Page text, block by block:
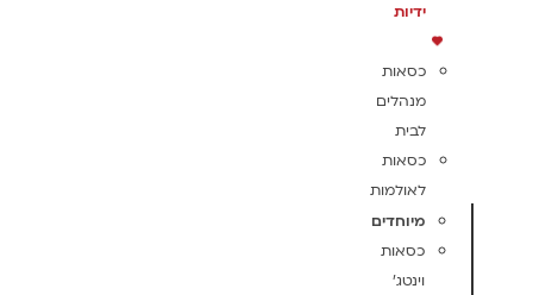
ידיות
כסאות
מנהלים
לבית
כסאות
לאולמות
מיוחדים
כסאות
וינטג'